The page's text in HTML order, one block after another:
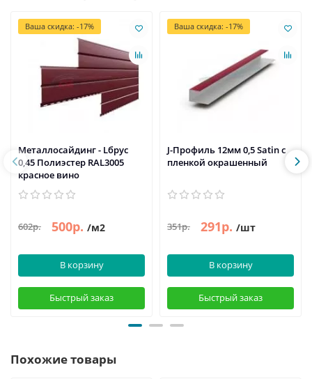
Ваша скидка: -17%
Металлосайдинг - Lбрус
0,45 Полиэстер RAL3005
красное вино
602р. 500р. /м2
В корзину
Быстрый заказ
Ваша скидка: -17%
J-Профиль 12мм 0,5 Satin с
пленкой окрашенный
351р. 291р. /шт
В корзину
Быстрый заказ
Похожие товары